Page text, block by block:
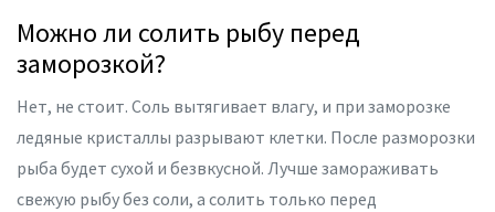
Можно ли солить рыбу перед
заморозкой?
Нет, не стоит. Соль вытягивает влагу, и при заморозке
ледяные кристаллы разрывают клетки. После разморозки
рыба будет сухой и безвкусной. Лучше замораживать
свежую рыбу без соли, а солить только перед